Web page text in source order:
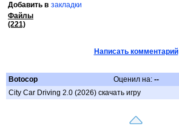
Добавить в закладки
Файлы
(221)
Написать комментарий
Botocop Оценил на: --
City Car Driving 2.0 (2026) скачать игру